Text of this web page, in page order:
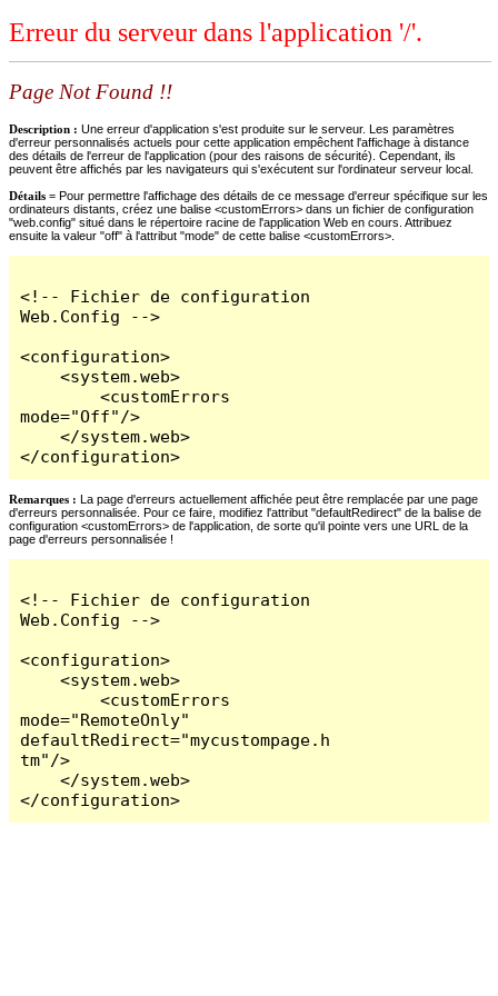
Erreur du serveur dans l'application '/'.
Page Not Found !!
Description : Une erreur d'application s'est produite sur le serveur. Les paramètres
d'erreur personnalisés actuels pour cette application empêchent l'affichage à distance
des détails de l'erreur de l'application (pour des raisons de sécurité). Cependant, ils
peuvent être affichés par les navigateurs qui s'exécutent sur l'ordinateur serveur local.
Détails = Pour permettre l'affichage des détails de ce message d'erreur spécifique sur les
ordinateurs distants, créez une balise <customErrors> dans un fichier de configuration
"web.config" situé dans le répertoire racine de l'application Web en cours. Attribuez
ensuite la valeur "off" à l'attribut "mode" de cette balise <customErrors>.
<!-- Fichier de configuration
Web.Config -->
<configuration>
    <system.web>
        <customErrors
mode="Off"/>
    </system.web>
</configuration>
Remarques : La page d'erreurs actuellement affichée peut être remplacée par une page
d'erreurs personnalisée. Pour ce faire, modifiez l'attribut "defaultRedirect" de la balise de
configuration <customErrors> de l'application, de sorte qu'il pointe vers une URL de la
page d'erreurs personnalisée !
<!-- Fichier de configuration
Web.Config -->
<configuration>
    <system.web>
        <customErrors
mode="RemoteOnly"
defaultRedirect="mycustompage.h
tm"/>
    </system.web>
</configuration>